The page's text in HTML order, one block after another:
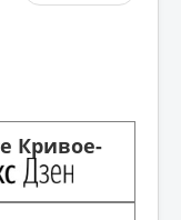
Кривое-